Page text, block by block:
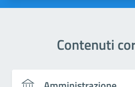
Contenuti